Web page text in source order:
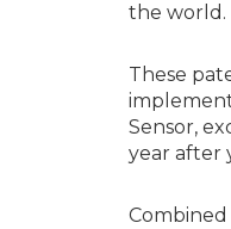
the world.
These
Sensor,
year after
Combined